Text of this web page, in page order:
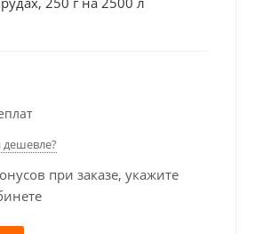
при заказе, укажите